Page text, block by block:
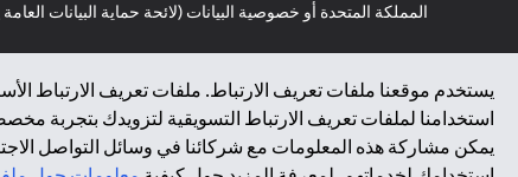
↑
يستخدم موقعنا ملفات تعريف الارتباط. ملفات تعريف الارتباط
استخدامنا لملفات تعريف الارتباط التسويقية لتزويدك بتجربة
يمكن مشاركة هذه المعلومات مع شركائنا في وسائل التواصل
المملكة المتحدة أو خصوصية البيانات (لائحة حماية البيانات
*GDPR – اللائحة العامة لحماية البيانات؛ * LGPD – Lei Geral de Proteção de Dados Pessoais ; *NZPA – قانون الخصوصية النيوزيلندي